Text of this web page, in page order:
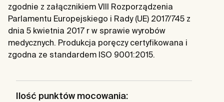
zgodnie z załącznikiem VIII Rozporządzenia
Parlamentu Europejskiego i Rady (UE) 2017/745 z
dnia 5 kwietnia 2017 r w sprawie wyrobów
medycznych. Produkcja poręczy certyfikowana i
zgodna ze standardem ISO 9001:2015.
Ilość punktów mocowania: